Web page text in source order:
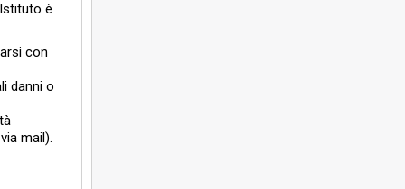
è
con
danni o
mail).